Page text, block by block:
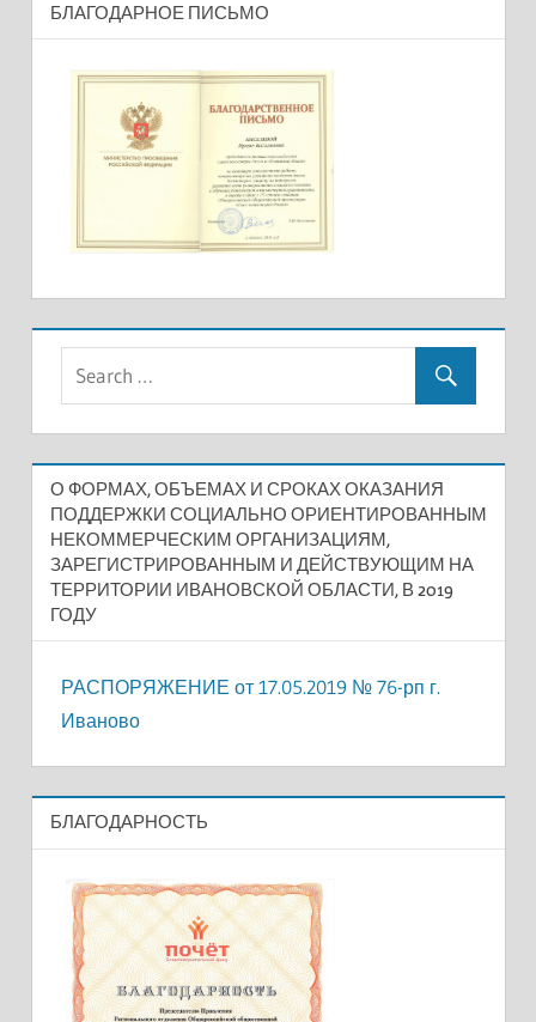
БЛАГОДАРНОЕ ПИСЬМО
О ФОРМАХ, ОБЪЕМАХ И СРОКАХ ОКАЗАНИЯ
ПОДДЕРЖКИ СОЦИАЛЬНО ОРИЕНТИРОВАННЫМ
НЕКОММЕРЧЕСКИМ ОРГАНИЗАЦИЯМ,
ЗАРЕГИСТРИРОВАННЫМ И ДЕЙСТВУЮЩИМ НА
ТЕРРИТОРИИ ИВАНОВСКОЙ ОБЛАСТИ, В 2019
ГОДУ
РАСПОРЯЖЕНИЕ от 17.05.2019 № 76-рп г.
Иваново
БЛАГОДАРНОСТЬ